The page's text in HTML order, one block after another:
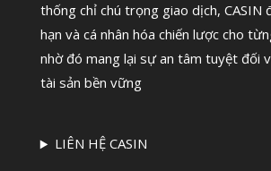
thống chỉ chú trọng giao dịch, CASIN
hạn và cá nhân hóa chiến lược cho
nhờ đó mang lại sự an tâm tuyệt đối
tài sản bền vững
LIÊN HỆ CASIN